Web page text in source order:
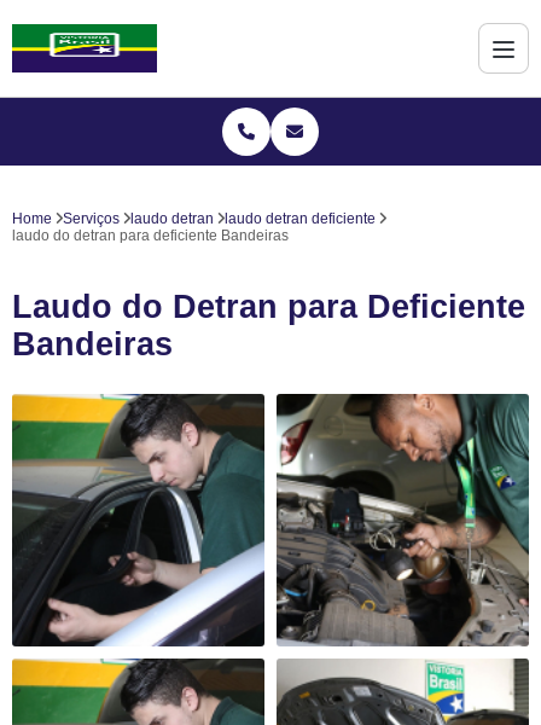
Home Serviços laudo detran
laudo detran deficiente
laudo do detran para deficiente Bandeiras
Laudo do Detran para Deficiente
Bandeiras